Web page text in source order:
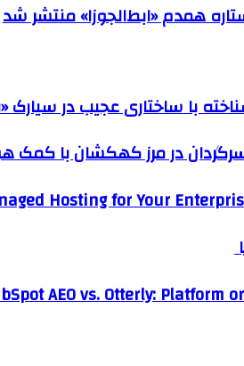
همدم «ابط‌الجوزا» منتشر شد
با ساختاری عجیب در سیارک
در مرز کهکشان با
Hosting for Your
AEO vs. Otterly: Platform